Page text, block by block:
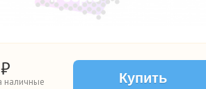
₽
наличные Купить